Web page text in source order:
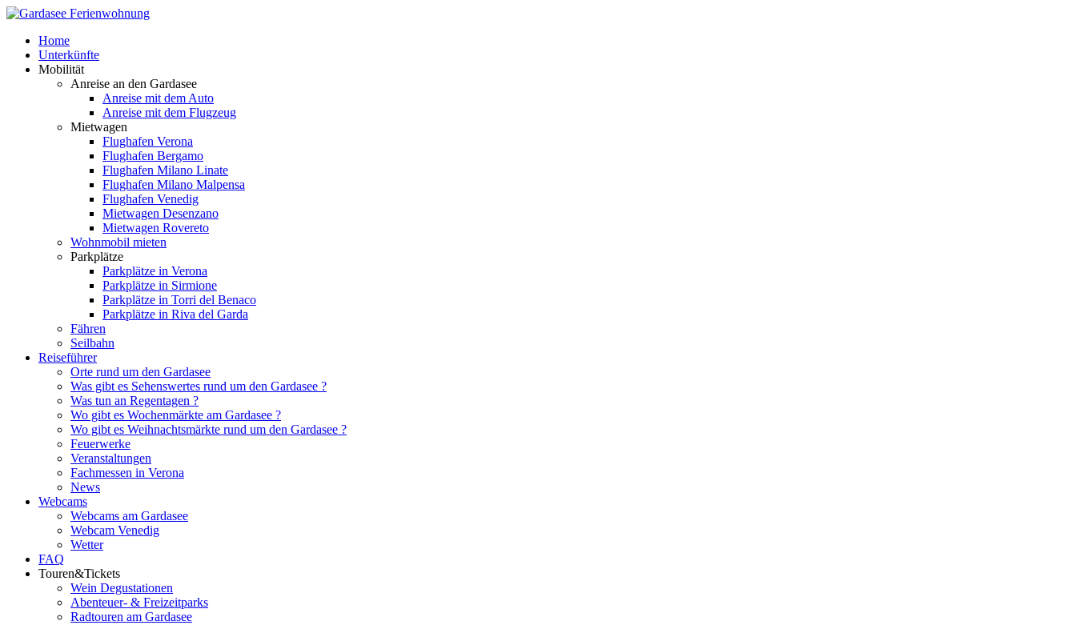
Home
Unterkünfte
Mobilität
Anreise an den Gardasee
Anreise mit dem Auto
Anreise mit dem Flugzeug
Mietwagen
Flughafen Verona
Flughafen Bergamo
Flughafen Milano Linate
Flughafen Milano Malpensa
Flughafen Venedig
Mietwagen Desenzano
Mietwagen Rovereto
Wohnmobil mieten
Parkplätze
Parkplätze in Verona
Parkplätze in Sirmione
Parkplätze in Torri del Benaco
Parkplätze in Riva del Garda
Fähren
Seilbahn
Reiseführer
Orte rund um den Gardasee
Was gibt es Sehenswertes rund um den Gardasee ?
Was tun an Regentagen ?
Wo gibt es Wochenmärkte am Gardasee ?
Wo gibt es Weihnachtsmärkte rund um den Gardasee ?
Feuerwerke
Veranstaltungen
Fachmessen in Verona
News
Webcams
Webcams am Gardasee
Webcam Venedig
Wetter
FAQ
Touren&Tickets
Wein Degustationen
Abenteuer- & Freizeitparks
Radtouren am Gardasee